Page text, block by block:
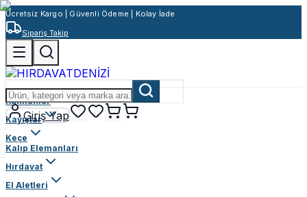
Ücretsiz Kargo | Güvenli Ödeme | Kolay İade
Sipariş Takip
Giriş Yap
Rulmanlar
Kayışlar
Keçe
Kalıp Elemanları
Hırdavat
El Aletleri